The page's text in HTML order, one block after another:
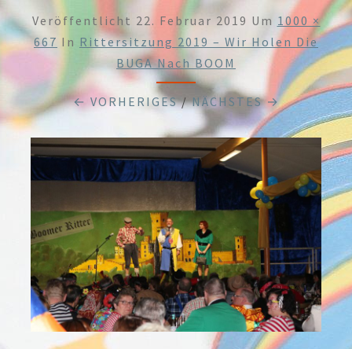
Veröffentlicht 22. Februar 2019 Um 1000 ×
667 In Rittersitzung 2019 – Wir Holen Die
BUGA Nach BOOM
← VORHERIGES/NÄCHSTES →